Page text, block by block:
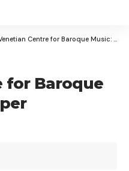
Resizer
Centre for Baroque Music: Concerti per violoncello
for Baroque